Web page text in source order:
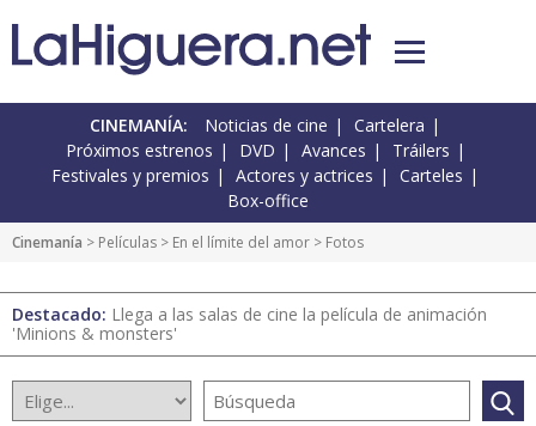
CINEMANÍA: Noticias de cine
Cartelera
Próximos estrenos
DVD Avances
Tráilers
Festivales y premios
Actores y actrices
Carteles
Box-office
Cinemanía > Películas > En el límite del amor > Fotos
Destacado: Llega a las salas de cine la película de animación
'Minions & monsters'